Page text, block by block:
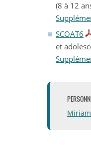
(8 à 12
SCOAT6
et